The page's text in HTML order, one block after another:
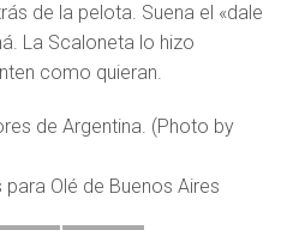
de la pelota. Suena el «dale
La Scaloneta lo hizo
como quieran.
Olé de Buenos Aires